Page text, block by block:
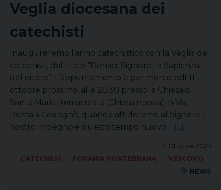
Veglia diocesana dei
catechisti
Inaugureremo l’anno catechistico con la Veglia dei
catechisti, dal titolo “Donaci, Signore, la Sapienza
del cuore”. L’appuntamento è per mercoledì 11
ottobre prossimo, alle 20.30 presso la Chiesa di
Santa Maria Immacolata (Chiesa nuova) in Via
Roma a Codognè, quando affideremo al Signore il
nostro impegno e questo tempo nuovo… [...]
2 Ottobre 2023
CATECHESI, FORANIA PONTEBBANA,
VESCOVO
NEWS